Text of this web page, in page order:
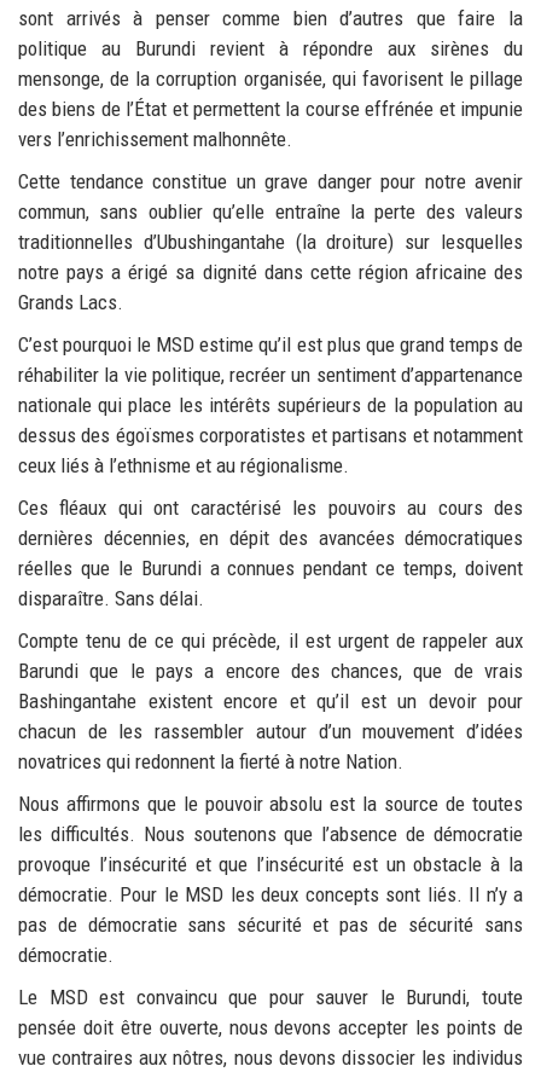
sont arrivés à penser comme bien d’autres que faire la
politique au Burundi revient à répondre aux sirènes du
mensonge, de la corruption organisée, qui favorisent le pillage
des biens de l’État et permettent la course effrénée et impunie
vers l’enrichissement malhonnête.
Cette tendance constitue un grave danger pour notre avenir
commun, sans oublier qu’elle entraîne la perte des valeurs
traditionnelles d’Ubushingantahe (la droiture) sur lesquelles
notre pays a érigé sa dignité dans cette région africaine des
Grands Lacs.
C’est pourquoi le MSD estime qu’il est plus que grand temps de
réhabiliter la vie politique, recréer un sentiment d’appartenance
nationale qui place les intérêts supérieurs de la population au
dessus des égoïsmes corporatistes et partisans et notamment
ceux liés à l’ethnisme et au régionalisme.
Ces fléaux qui ont caractérisé les pouvoirs au cours des
dernières décennies, en dépit des avancées démocratiques
réelles que le Burundi a connues pendant ce temps, doivent
disparaître. Sans délai.
Compte tenu de ce qui précède, il est urgent de rappeler aux
Barundi que le pays a encore des chances, que de vrais
Bashingantahe existent encore et qu’il est un devoir pour
chacun de les rassembler autour d’un mouvement d’idées
novatrices qui redonnent la fierté à notre Nation.
Nous affirmons que le pouvoir absolu est la source de toutes
les difficultés. Nous soutenons que l’absence de démocratie
provoque l’insécurité et que l’insécurité est un obstacle à la
démocratie. Pour le MSD les deux concepts sont liés. Il n’y a
pas de démocratie sans sécurité et pas de sécurité sans
démocratie.
Le MSD est convaincu que pour sauver le Burundi, toute
pensée doit être ouverte, nous devons accepter les points de
vue contraires aux nôtres, nous devons dissocier les individus